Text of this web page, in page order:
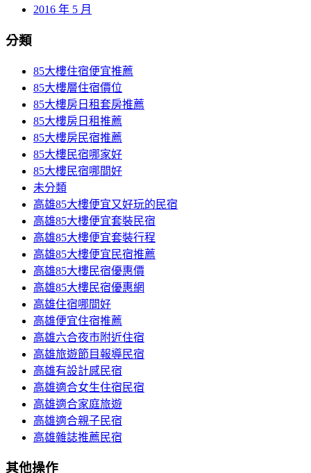
2016 年 5 月
分類
85大樓住宿便宜推薦
85大樓層住宿價位
85大樓房日租套房推薦
85大樓房日租推薦
85大樓房民宿推薦
85大樓民宿哪家好
85大樓民宿哪間好
未分類
高雄85大樓便宜又好玩的民宿
高雄85大樓便宜套裝民宿
高雄85大樓便宜套裝行程
高雄85大樓便宜民宿推薦
高雄85大樓民宿優惠價
高雄85大樓民宿優惠網
高雄住宿哪間好
高雄便宜住宿推薦
高雄六合夜市附近住宿
高雄旅遊節目報導民宿
高雄有設計感民宿
高雄適合女生住宿民宿
高雄適合家庭旅遊
高雄適合親子民宿
高雄雜誌推薦民宿
其他操作